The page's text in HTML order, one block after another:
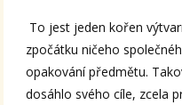
To jest jeden kořen
zpočátku ničeho
opakování předmětu.
dosáhlo svého cíle, zcela